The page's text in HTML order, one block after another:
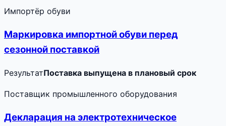
Импортёр обуви
Маркировка импортной обуви перед
сезонной поставкой
РезультатПоставка выпущена в плановый срок
Поставщик промышленного оборудования
Декларация на электротехническое